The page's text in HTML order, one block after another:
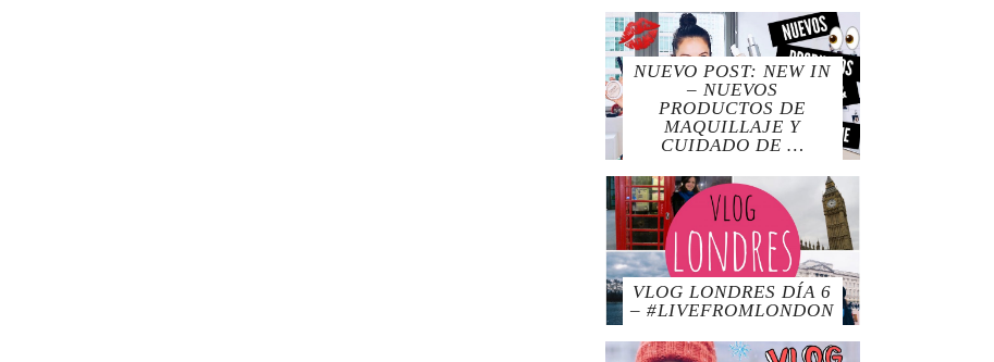
NUEVO POST: NEW IN
– NUEVOS
PRODUCTOS DE
MAQUILLAJE Y
CUIDADO DE …
VLOG LONDRES DÍA 6
– #LIVEFROMLONDON